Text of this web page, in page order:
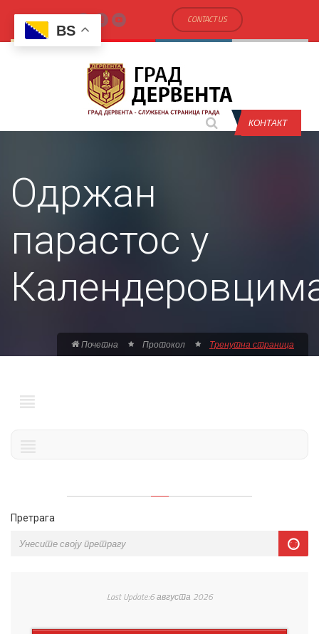
CONTACT US
КОНТАКТ
Одржан
парастос у
Почетна Протокол Тренутна страница
Претрага
Last Update:6 августа 2026
BS